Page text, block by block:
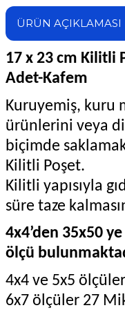
ÜRÜN AÇIKLAMASI
17 x 23 cm Kilitli
Adet-Kafem
Kuruyemiş, kuru
ürünlerini veya
biçimde
Kilitli Poşet.
Kilitli yapısıyla
süre taze
4x4’den 35x50
ölçü
4x4 ve 5x5
6x7 ölçüler 27